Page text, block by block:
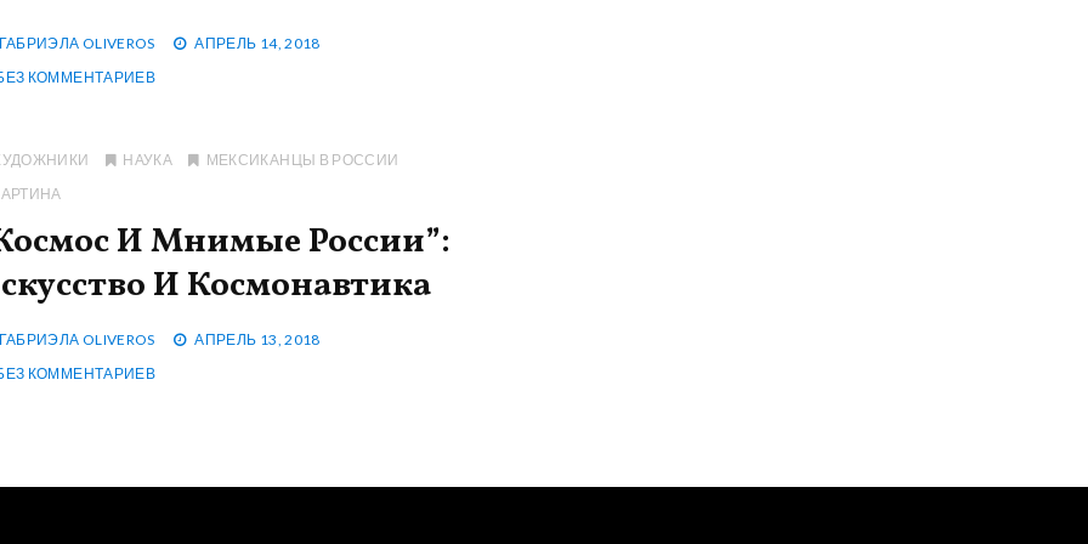
OLIVEROS
АПРЕЛЬ 14, 2018
КОММЕНТАРИЕВ
НАУКА
МЕКСИКАНЦЫ В РОССИИ
И Мнимые России”:
И Космонавтика
OLIVEROS
АПРЕЛЬ 13, 2018
КОММЕНТАРИЕВ